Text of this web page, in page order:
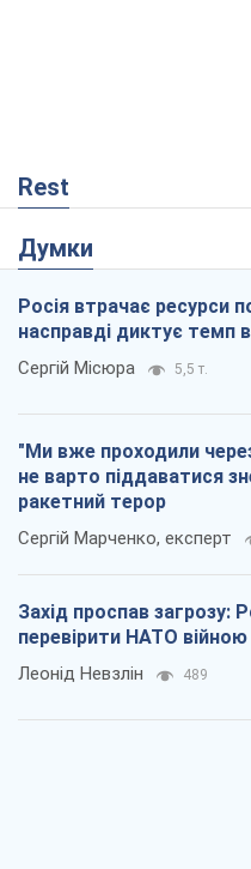
Rest
Думки
Росія втрачає ресурси
насправді диктує темп
Сергій Місюра 5,5 т.
"Ми вже проходили
не варто піддаватися
ракетний терор
Сергій Марченко, експерт
Захід проспав загрозу:
перевірити НАТО війною
Леонід Невзлін 489